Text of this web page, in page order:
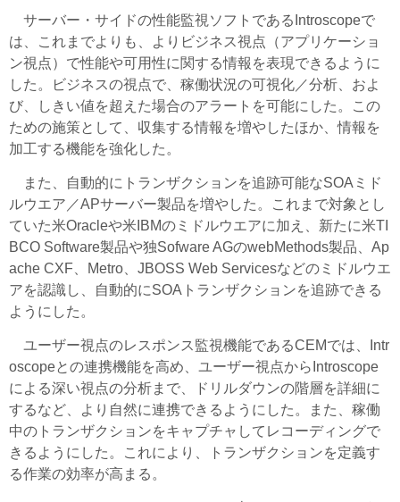
サーバー・サイドの性能監視ソフトであるIntroscopeで
は、これまでよりも、よりビジネス視点（アプリケーショ
ン視点）で性能や可用性に関する情報を表現できるように
した。ビジネスの視点で、稼働状況の可視化／分析、およ
び、しきい値を超えた場合のアラートを可能にした。この
ための施策として、収集する情報を増やしたほか、情報を
加工する機能を強化した。
また、自動的にトランザクションを追跡可能なSOAミド
ルウエア／APサーバー製品を増やした。これまで対象とし
ていた米Oracleや米IBMのミドルウエアに加え、新たに米TI
BCO Software製品や独Sofware AGのwebMethods製品、Ap
ache CXF、Metro、JBOSS Web Servicesなどのミドルウエ
アを認識し、自動的にSOAトランザクションを追跡できる
ようにした。
ユーザー視点のレスポンス監視機能であるCEMでは、Intr
oscopeとの連携機能を高め、ユーザー視点からIntroscope
による深い視点の分析まで、ドリルダウンの階層を詳細に
するなど、より自然に連携できるようにした。また、稼働
中のトランザクションをキャプチャしてレコーディングで
きるようにした。これにより、トランザクションを定義す
る作業の効率が高まる。